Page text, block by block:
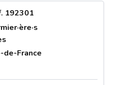
192301
de-France